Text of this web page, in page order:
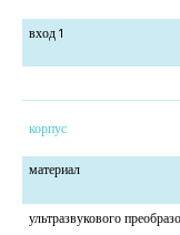
вход 1
корпус
материал
ультразвукового